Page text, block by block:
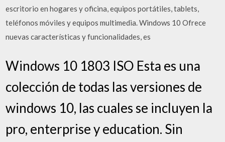
escritorio en hogares y oficina, equipos portátiles, tablets,
teléfonos móviles y equipos multimedia. Windows 10 Ofrece
nuevas características y funcionalidades, es
Windows 10 1803 ISO Esta es una
colección de todas las versiones de
windows 10, las cuales se incluyen la
pro, enterprise y education. Sin